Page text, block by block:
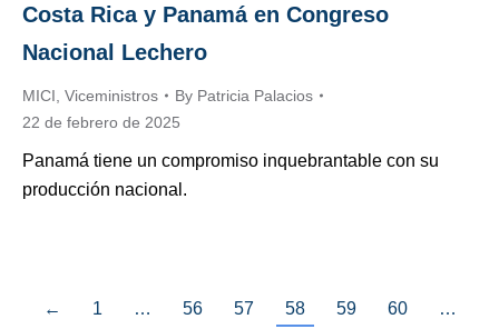
Costa Rica y Panamá en Congreso
Nacional Lechero
MICI Viceministros By Patricia Palacios
22 de febrero de 2025
Panamá tiene un compromiso inquebrantable con su
producción nacional.
← 1 … 56 57 58 59 60
…